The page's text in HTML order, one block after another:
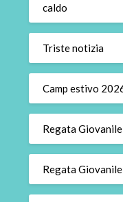
caldo
Triste notizia
Camp estivo
Regata Giovanile
Regata